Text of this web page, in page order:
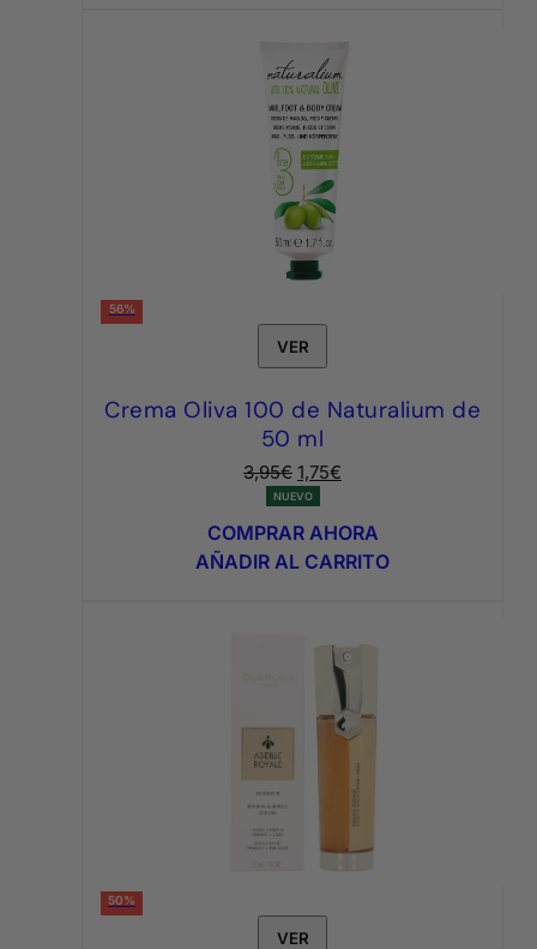
56%
VER
Crema Oliva 100 de Naturalium de
50 ml
3,95€ El
precio
original
era:
1,75€
actual
es:
NUEVO
COMPRAR AHORA
AÑADIR AL CARRITO
50%
VER